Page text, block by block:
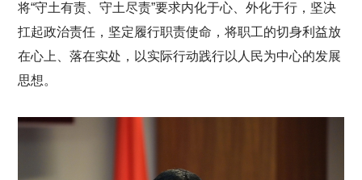
将“守土有责、守土尽责”要求内化于心、外化于行，坚决
扛起政治责任，坚定履行职责使命，将职工的切身利益放
在心上、落在实处，以实际行动践行以人民为中心的发展
思想。